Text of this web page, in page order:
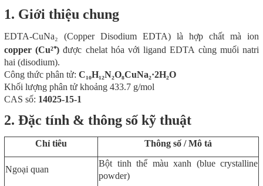
1. Giới thiệu chung
EDTA-CuNa₂ (Copper Disodium EDTA) là hợp chất mà ion
copper (Cu²⁺) được chelat hóa với ligand EDTA cùng muối natri
hai (disodium).
Công thức phân tử: C₁₀H₁₂N₂O₈CuNa₂·2H₂O
Khối lượng phân tử khoảng 433.7 g/mol
CAS số: 14025-15-1
2. Đặc tính & thông số kỹ thuật
Chỉ tiêu Thông số / Mô tả
Ngoại quan
Bột tinh thể màu xanh (blue crystalline
powder)